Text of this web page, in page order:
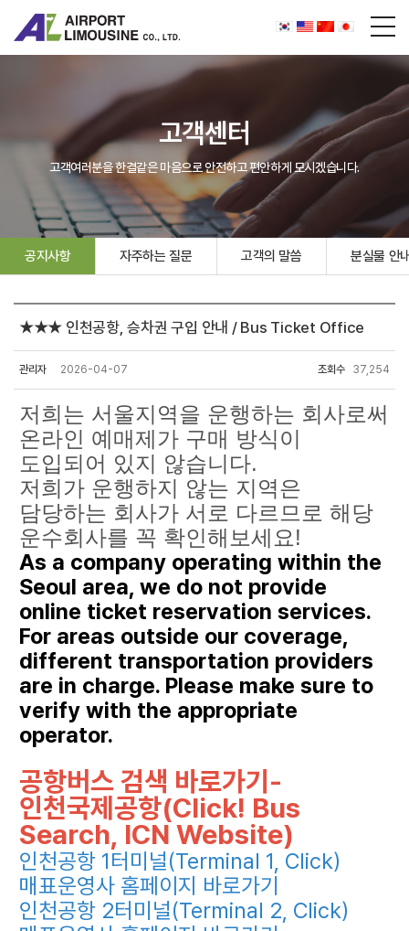
고객센터
고객여러분을 한결같은 마음으로 안전하고 편안하게 모시겠습니다.
공지사항 자주하는 질문 고객의 말씀 분실물 안
★★★ 인천공항, 승차권 구입 안내 / Bus Ticket Office
관리자 2026-04-07 조회수 37,254
저희는 서울지역을 운행하는 회사로써
온라인 예매제가 구매 방식이
도입되어 있지 않습니다.
저희가 운행하지 않는 지역은
담당하는 회사가 서로 다르므로 해당
운수회사를 꼭 확인해보세요!
As a company operating within the
Seoul area, we do not provide
online ticket reservation services.
For areas outside our coverage,
different transportation providers
are in charge. Please make sure to
verify with the appropriate
operator.
공항버스 검색 바로가기-
인천국제공항(Click! Bus
Search, ICN Website)
인천공항 1터미널(Terminal 1, Click)
매표운영사 홈페이지 바로가기
인천공항 2터미널(Terminal 2, Click)